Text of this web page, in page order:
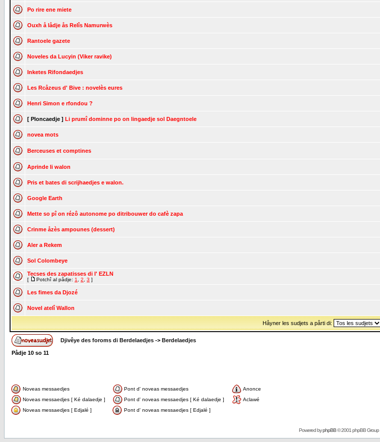
Po rire ene miete
Ouxh å lådje ås Relîs Namurwès
Rantoele gazete
Noveles da Lucyin (Viker ravike)
Inketes Rifondaedjes
Les Rcåzeus d' Bive : novelès eures
Henri Simon e rfondou ?
[ Ploncaedje ] Li prumî dominne po on lingaedje sol Daegntoele
novea mots
Berceuses et comptines
Aprinde li walon
Pris et bates di scrijhaedjes e walon.
Google Earth
Mette so pî on rézô autonome po ditribouwer do cafè zapa
Crinme åzès ampounes (dessert)
Aler a Rekem
Sol Colombeye
Tecses des zapatisses di l' EZLN
[ Potchî al pådje: 1 2 3 ]
Les fimes da Djozé
Novel atelî Wallon
Håyner les sudjets a pårti di:
Djivêye des foroms di Berdelaedjes -> Berdelaedjes
Pådje 10 so 11
Noveas messaedjes Pont d' noveas messaedjes
Anonce
Noveas messaedjes [ Ké dalaedje ]
Pont d' noveas messaedjes [ Ké dalaedje ]
Aclawé
Noveas messaedjes [ Edjalé ]
Pont d' noveas messaedjes [ Edjalé ]
Powered byphpBB© 2001 phpBB Group